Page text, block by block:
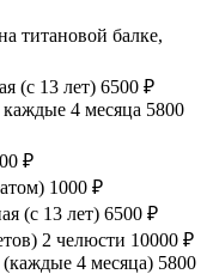
титановой балке,
(с 13 лет) 6500 ₽
4 месяца 5800
₽
1000 ₽
(с 13 лет) 6500 ₽
2 челюсти 10000 ₽
(каждые 4 месяца) 5800